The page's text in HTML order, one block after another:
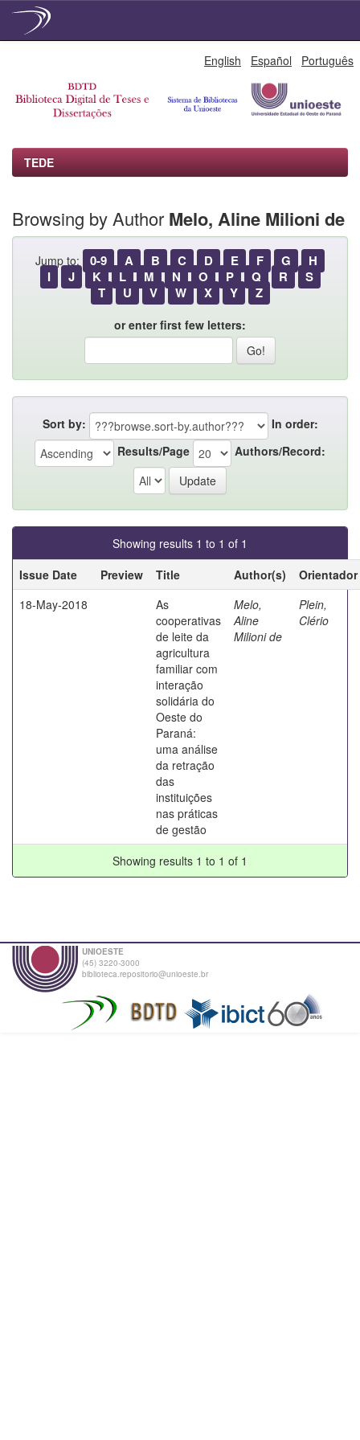
English Español Português
TEDE
Browsing by Author Melo, Aline Milioni de
Jump to: 0-9 A B C D E F G
H
I
J K L M N O P Q R
S
T
U V W X Y Z
or enter first few letters:
Sort by:
In order:
Results/Page
Authors/Record:
Showing results 1 to 1 of 1
Issue Date
Preview Title Author(s)
Orientador
18-May-2018
As
cooperativas
de leite da
agricultura
familiar com
interação
solidária do
Oeste do
Paraná:
uma análise
da retração
das
instituições
nas práticas
de gestão
Melo,
Aline
Milioni de
Plein,
Clério
Showing results 1 to 1 of 1
UNIOESTE
(45) 3220-3000
biblioteca.repositorio@unioeste.br